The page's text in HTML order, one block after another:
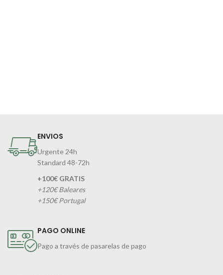
ENVIOS
Urgente 24h
Standard 48-72h
+100€ GRATIS
+120€ Baleares
+150€ Portugal
PAGO ONLINE
Pago a través de pasarelas de pago